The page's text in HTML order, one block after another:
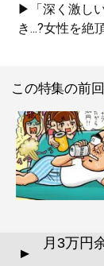
▶「深く激し
き...?女性を絶
この特集の前
▲
月3万円